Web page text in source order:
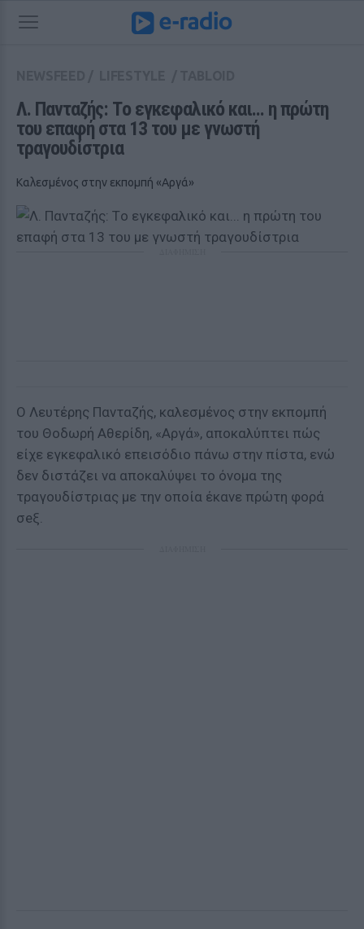
Λ. Πανταζής: Tο εγκεφαλικό και... η πρώτη
του επαφή στα 13 του με γνωστή
τραγουδίστρια
Καλεσμένος στην εκπομπή «Αργά»
Ο Λευτέρης Πανταζής, καλεσμένος στην εκπομπή
του Θοδωρή Αθερίδη, «Αργά», αποκαλύπτει πώς
είχε εγκεφαλικό επεισόδιο πάνω στην πίστα, ενώ
δεν διστάζει να αποκαλύψει το όνομα της
τραγουδίστριας με την οποία έκανε πρώτη φορά
σeξ.